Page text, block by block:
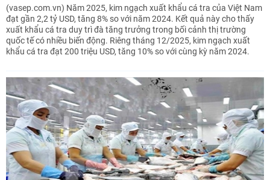
(vasep.com.vn) Năm 2025, kim ngạch xuất khẩu cá tra của Việt Nam
đạt gần 2,2 tỷ USD, tăng 8% so với năm 2024. Kết quả này cho thấy
xuất khẩu cá tra duy trì đà tăng trưởng trong bối cảnh thị trường
quốc tế có nhiều biến động. Riêng tháng 12/2025, kim ngạch xuất
khẩu cá tra đạt 200 triệu USD, tăng 10% so với cùng kỳ năm 2024.